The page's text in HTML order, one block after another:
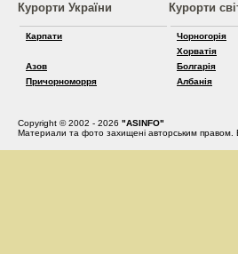
Курорти України
Карпати
Азов
Причорноморря
Курорти
Чорногорія
Хорватія
Болгарія
Албанія
Copyright © 2002 - 2026 "ASINFO"
Материали та фото захищені авторським правом.